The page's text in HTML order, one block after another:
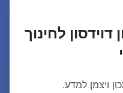
לחינוך
ויצמן למדע.